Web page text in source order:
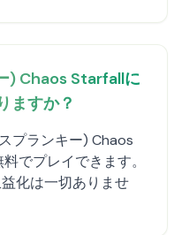
) Chaos Starfallに
ますか？
プランキー) Chaos
でプレイできます。
化は一切ありませ